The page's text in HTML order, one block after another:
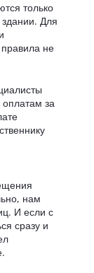
только
Для
не
за
нам
И если с
сразу и